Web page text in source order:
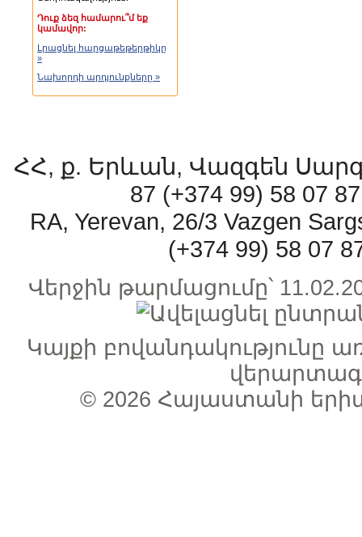
Դուք ձեզ համարու՞մ եք
կամավոր:
Լրացնել հարցաթեթերթիկը
»
Նախորդի արդյունքները »
ՀՀ, ք. Երևան, Վազգեն
87 (+374 99) 58 07
RA, Yerevan, 26/3 Vazgen
(+374 99) 58 07
Վերջին թարմացումը՝
Կայքի
© 2026 Հայաստանի